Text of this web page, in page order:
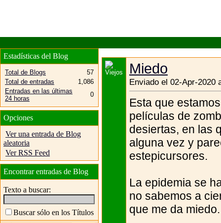
Miedo
Enviado el 02-Apr-2020
Esta que
películas de
desiertas, en las
alguna vez y
estepicursores.
La epidemia se
no sabemos a
que me da
Estadísticas del Blog
Total de Blogs
57
Total de entradas
1,086
Entradas en las últimas
24 horas
0
Opciones
Ver una entrada de Blog
aleatoria
Ver RSS Feed
Encontrar entradas de Blog
Texto a buscar:
Buscar sólo en los Títulos